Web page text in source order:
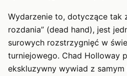
Wydarzenie to, dotyczące tak
rozdania” (dead hand), jest
surowych rozstrzygnięć w
turniejowego. Chad Holloway
ekskluzywny wywiad z